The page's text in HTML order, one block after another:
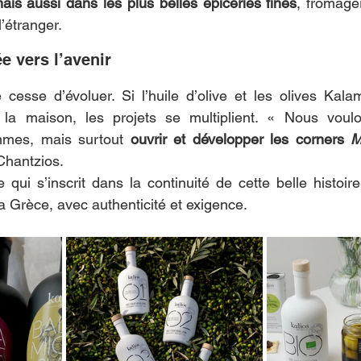
vers l’avenir
cesse d’évoluer. Si l’huile d’olive et les olives
maison, les projets se multiplient. « Nous
mais surtout ouvrir et développer les corners
qui s’inscrit dans la continuité de cette belle
Grèce, avec authenticité et exigence.